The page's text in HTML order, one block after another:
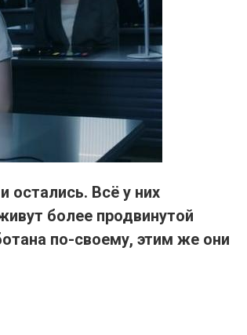
остались. Всё у них
более продвинутой
по-своему, этим же они